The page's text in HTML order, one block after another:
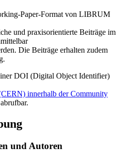
Paper-Format von LIBRUM
und praxisorientierte Beiträge im
Die Beiträge erhalten zudem
DOI (Digital Object Identifier)
innerhalb der Community
und Autoren